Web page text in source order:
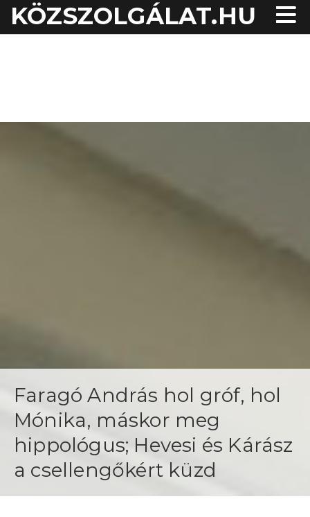
KÖZSZOLGÁLAT.HU
Faragó András hol gróf, hol
Mónika, máskor meg
hippológus; Hevesi és Kárász
a csellengőkért küzd